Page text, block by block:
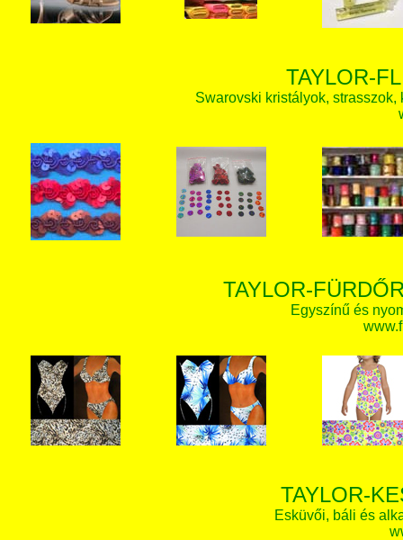
TAYLOR-
Swarovski kristályok,
TAYLOR-
Egyszínű és
TAYLOR-
Esküvői, báli és